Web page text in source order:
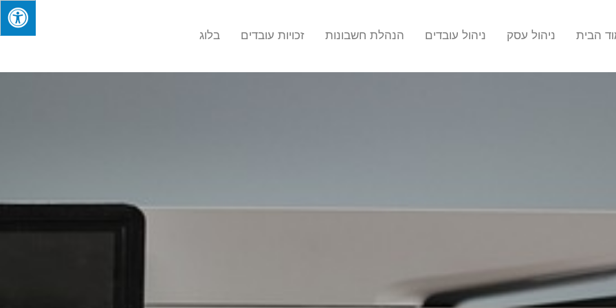
הבית ניהול עסק ניהול עובדים הנהלת חשבונות זכויות עובדים בלוג